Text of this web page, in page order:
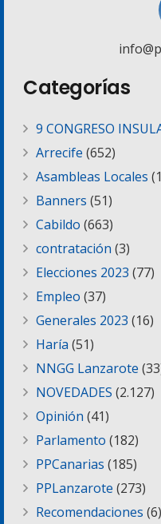
Categorías
9 CONGRESO
Arrecife (652)
Asambleas Locales
Banners (51)
Cabildo (663)
contratación (3)
Elecciones 2023 (77)
Empleo (37)
Generales 2023 (16)
Haría (51)
NNGG Lanzarote
NOVEDADES (2.127)
Opinión (41)
Parlamento (182)
PPCanarias (185)
PPLanzarote (273)
Recomendaciones (6)